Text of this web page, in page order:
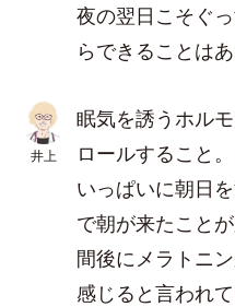
夜の翌日こそぐ
らできることは
井上
眠気を誘うホル
ロールすること
いっぱいに朝日
で朝が来たこと
間後にメラトニ
感じると言われて